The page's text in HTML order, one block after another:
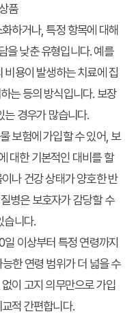
품
하거나, 특정 항목에 대해
을 낮춘 유형입니다. 예를
비용이 발생하는 치료에 집
는 등의 방식입니다. 보장
경우가 많습니다.
보험에 가입할 수 있어, 보
대한 기본적인 대비를 할
나 건강 상태가 양호한 반
병은 보호자가 감당할 수
습니다.
이상부터 특정 연령까지
한 연령 범위가 더 넓을 수
이 고지 의무만으로 가입
적 간편합니다.